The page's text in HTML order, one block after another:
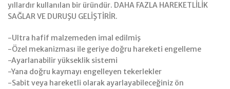
yıllardır kullanılan bir üründür. DAHA FAZLA HAREKETLİLİK
SAĞLAR VE DURUŞU GELİŞTİRİR.
-Ultra hafif malzemeden imal edilmiş
-Özel mekanizması ile geriye doğru hareketi engelleme
-Ayarlanabilir yükseklik sistemi
-Yana doğru kaymayı engelleyen tekerlekler
-Sabit veya hareketli olarak ayarlayabileceğiniz ön